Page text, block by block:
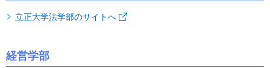
立正大学法学部のサイトへ
経営学部